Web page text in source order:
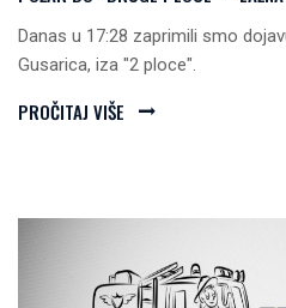
Danas u 17:28 zaprimili smo
Gusarica, iza "2 ploce".
PROČITAJ VIŠE